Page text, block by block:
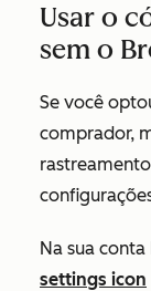
Usar o
sem o
Se você
comprador,
Na sua
settings icon